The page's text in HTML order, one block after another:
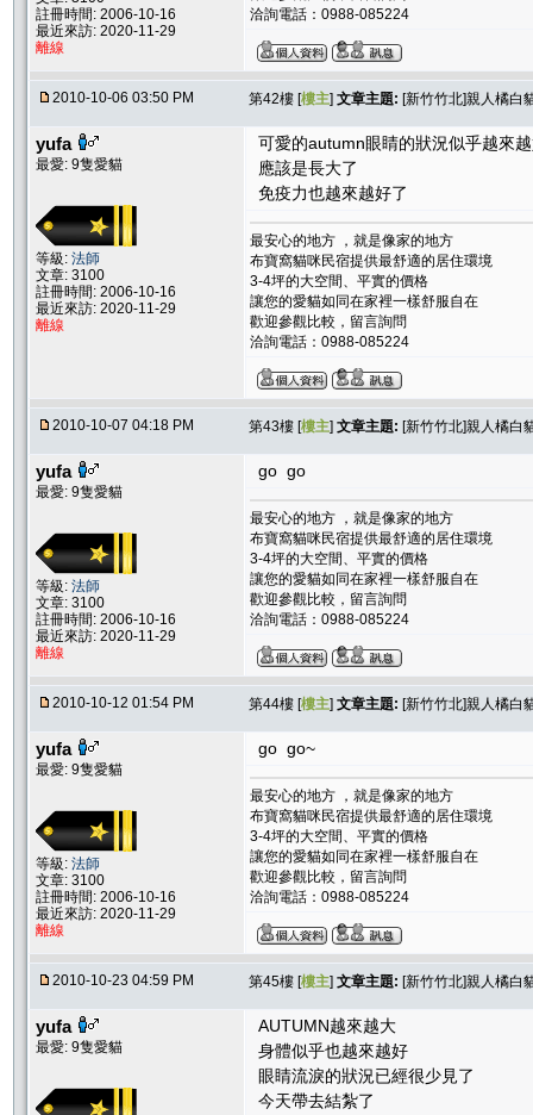
註冊時間: 2006-10-16
最近來訪: 2020-11-29
離線
洽詢電話：0988-085224
2010-10-06 03:50 PM 第42樓 [樓主] 文章主題: [新竹竹北]親人橘白
yufa
最愛: 9隻愛貓
等級: 法師
文章: 3100
註冊時間: 2006-10-16
最近來訪: 2020-11-29
離線
可愛的autumn眼睛的狀況似乎越來
應該是長大了
免疫力也越來越好了
最安心的地方 ，就是像家的地方
布寶窩貓咪民宿提供最舒適的居住環境
3-4坪的大空間、平實的價格
讓您的愛貓如同在家裡一樣舒服自在
歡迎參觀比較，留言詢問
洽詢電話：0988-085224
2010-10-07 04:18 PM 第43樓 [樓主] 文章主題: [新竹竹北]親人橘白
yufa
最愛: 9隻愛貓
等級: 法師
文章: 3100
註冊時間: 2006-10-16
最近來訪: 2020-11-29
離線
go go
最安心的地方 ，就是像家的地方
布寶窩貓咪民宿提供最舒適的居住環境
3-4坪的大空間、平實的價格
讓您的愛貓如同在家裡一樣舒服自在
歡迎參觀比較，留言詢問
洽詢電話：0988-085224
2010-10-12 01:54 PM 第44樓 [樓主] 文章主題: [新竹竹北]親人橘白
yufa
最愛: 9隻愛貓
等級: 法師
文章: 3100
註冊時間: 2006-10-16
最近來訪: 2020-11-29
離線
go go~
最安心的地方 ，就是像家的地方
布寶窩貓咪民宿提供最舒適的居住環境
3-4坪的大空間、平實的價格
讓您的愛貓如同在家裡一樣舒服自在
歡迎參觀比較，留言詢問
洽詢電話：0988-085224
2010-10-23 04:59 PM 第45樓 [樓主] 文章主題: [新竹竹北]親人橘白
yufa
最愛: 9隻愛貓
AUTUMN越來越大
身體似乎也越來越好
眼睛流淚的狀況已經很少見了
今天帶去結紮了